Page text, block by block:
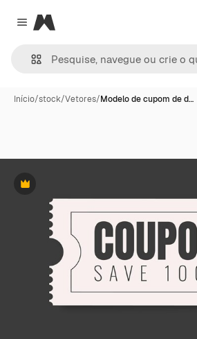
Close menu
Magnific
Início/stock/Vetores/Modelo de cupom de d…
Premium